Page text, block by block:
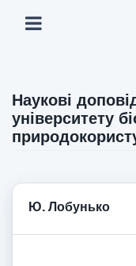
Наукові
університету
Ю. Лобунько